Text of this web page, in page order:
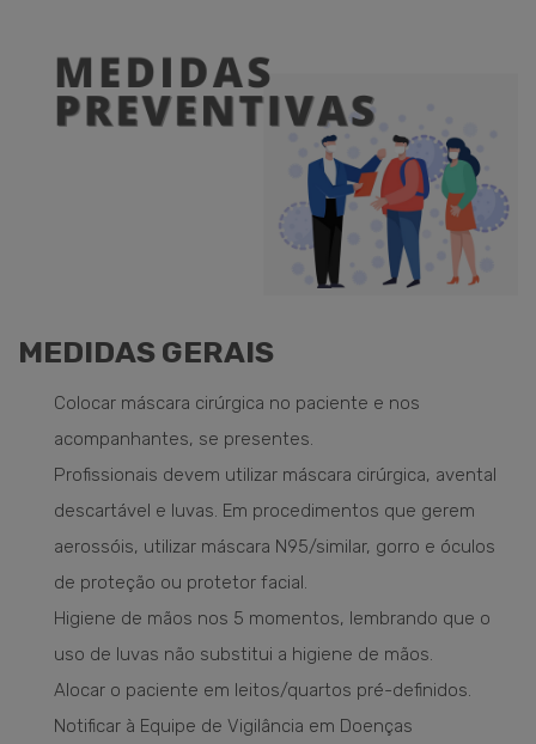
MEDIDAS GERAIS
Colocar máscara cirúrgica no paciente e nos
acompanhantes, se presentes.
Profissionais devem utilizar máscara cirúrgica, avental
descartável e luvas. Em procedimentos que gerem
aerossóis, utilizar máscara N95/similar, gorro e óculos
de proteção ou protetor facial.
Higiene de mãos nos 5 momentos, lembrando que o
uso de luvas não substitui a higiene de mãos.
Alocar o paciente em leitos/quartos pré-definidos.
Notificar à Equipe de Vigilância em Doenças